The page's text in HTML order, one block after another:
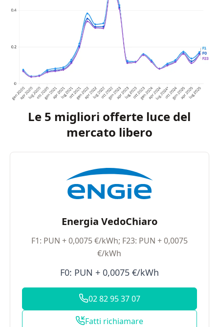
Le 5 migliori offerte luce del
mercato libero
Energia VedoChiaro
F1: PUN + 0,0075 €/kWh; F23: PUN + 0,0075
€/kWh
F0: PUN + 0,0075 €/kWh
02 82 95 37 07
Fatti richiamare